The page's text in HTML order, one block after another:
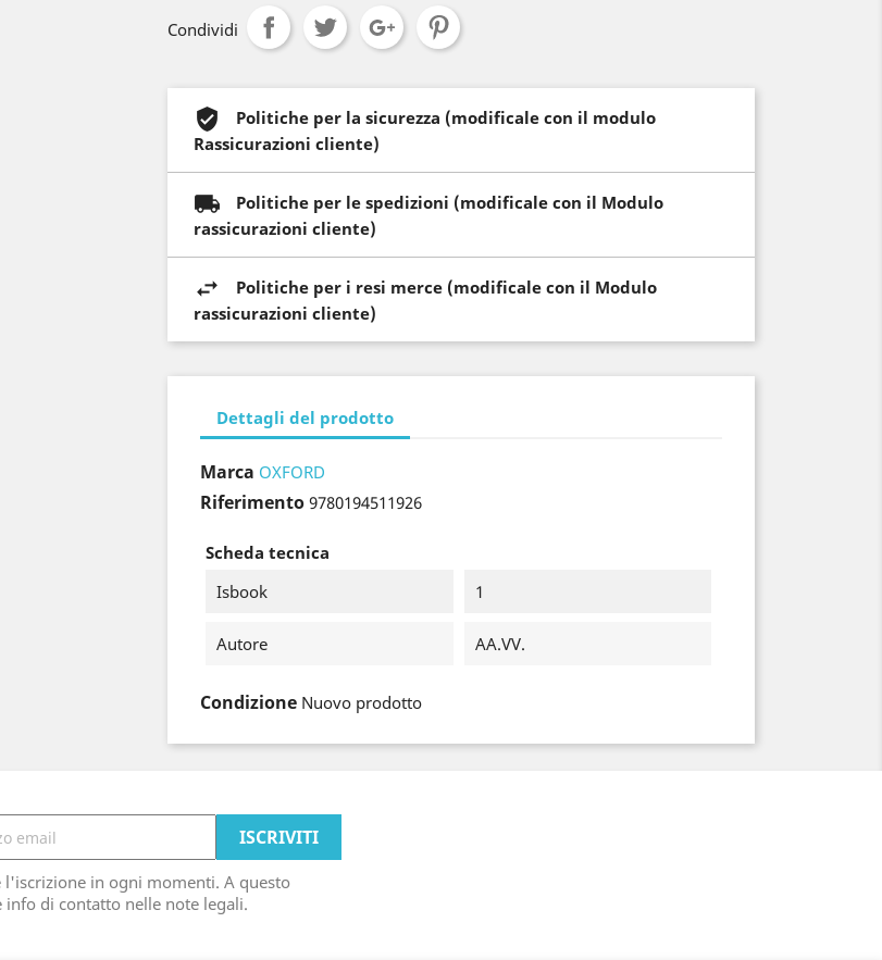
Condividi
Politiche per la sicurezza (modificale con il modulo
Rassicurazioni cliente)
Politiche per le spedizioni (modificale con il Modulo
rassicurazioni cliente)
Politiche per i resi merce (modificale con il Modulo
rassicurazioni cliente)
Dettagli del prodotto
Marca OXFORD
Riferimento 9780194511926
Scheda tecnica
Isbook
1
Autore AA.VV.
Condizione Nuovo prodotto
l'iscrizione in ogni momenti. A questo
info di contatto nelle note legali.